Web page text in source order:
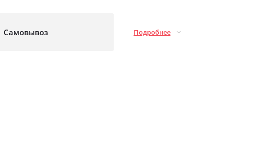
Самовывоз Подробнее